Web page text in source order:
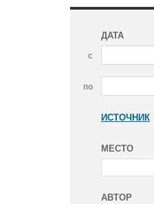
ДАТА
с
по
ИСТОЧНИК
МЕСТО
АВТОР